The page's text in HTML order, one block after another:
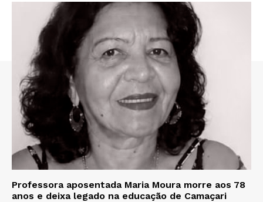
Professora aposentada Maria Moura morre aos 78
anos e deixa legado na educação de Camaçari